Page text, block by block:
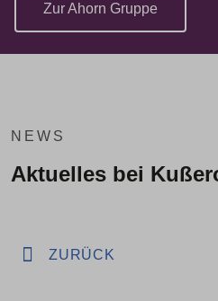
Zur Ahorn Gruppe
NEWS
Aktuelles bei
ZURÜCK